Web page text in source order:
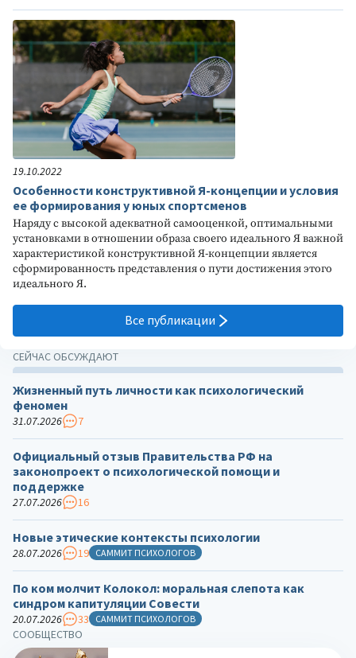
19.10.2022
Особенности конструктивной Я-концепции и условия
ее формирования у юных спортсменов
Наряду с высокой адекватной самооценкой, оптимальными
установками в отношении образа своего идеального Я важной
характеристикой конструктивной Я-концепции является
сформированность представления о пути достижения этого
идеального Я.
Все публикации
СООБЩЕСТВО
СЕЙЧАС ОБСУЖДАЮТ
Жизненный путь личности как психологический
феномен
31.07.2026 7
Официальный отзыв Правительства РФ на
законопроект о психологической помощи и
поддержке
27.07.2026 16
Новые этические контексты психологии
28.07.2026 19 САММИТ ПСИХОЛОГОВ
По ком молчит Колокол: моральная слепота как
синдром капитуляции Совести
20.07.2026 33 САММИТ ПСИХОЛОГОВ